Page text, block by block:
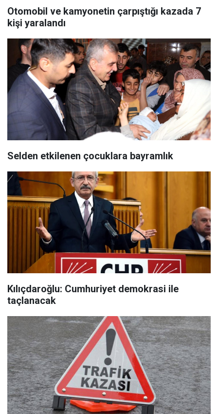
Otomobil ve kamyonetin çarpıştığı kazada 7
kişi yaralandı
Selden etkilenen çocuklara bayramlık
Kılıçdaroğlu: Cumhuriyet demokrasi ile
taçlanacak